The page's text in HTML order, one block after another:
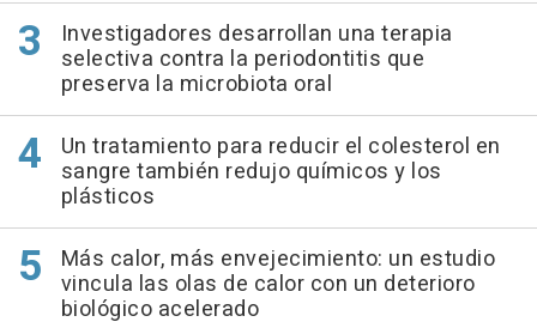
Investigadores desarrollan una terapia
selectiva contra la periodontitis que
preserva la microbiota oral
Un tratamiento para reducir el colesterol en
sangre también redujo químicos y los
plásticos
Más calor, más envejecimiento: un estudio
vincula las olas de calor con un deterioro
biológico acelerado